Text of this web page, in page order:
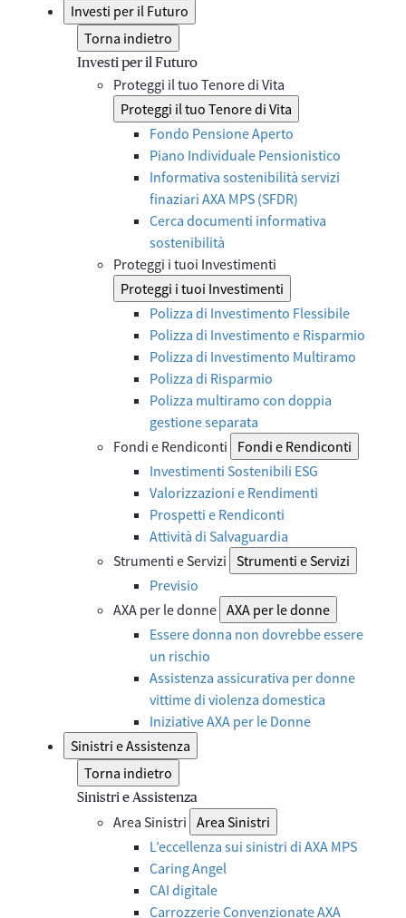
Investi per il Futuro
Torna indietro
Investi per il Futuro
Proteggi il tuo Tenore di Vita
Proteggi il tuo Tenore di Vita
Fondo Pensione Aperto
Piano Individuale Pensionistico
Informativa sostenibilità servizi
finaziari AXA MPS (SFDR)
Cerca documenti informativa
sostenibilità
Proteggi i tuoi Investimenti
Proteggi i tuoi Investimenti
Polizza di Investimento Flessibile
Polizza di Investimento e Risparmio
Polizza di Investimento Multiramo
Polizza di Risparmio
Polizza multiramo con doppia
gestione separata
Fondi e Rendiconti
Fondi e Rendiconti
Investimenti Sostenibili ESG
Valorizzazioni e Rendimenti
Prospetti e Rendiconti
Attività di Salvaguardia
Strumenti e Servizi Strumenti e Servizi
Previsio
AXA per le donne AXA per le donne
Essere donna non dovrebbe essere
un rischio
Assistenza assicurativa per donne
vittime di violenza domestica
Iniziative AXA per le Donne
Sinistri e Assistenza
Torna indietro
Sinistri e Assistenza
Area Sinistri Area Sinistri
L’eccellenza sui sinistri di AXA MPS
Caring Angel
CAI digitale
Carrozzerie Convenzionate AXA